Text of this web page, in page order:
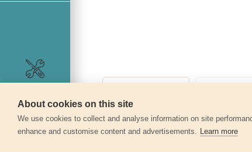
About cookies on this site
We use cookies to collect and analyse information on site
enhance and customise content and advertisements. Learn more